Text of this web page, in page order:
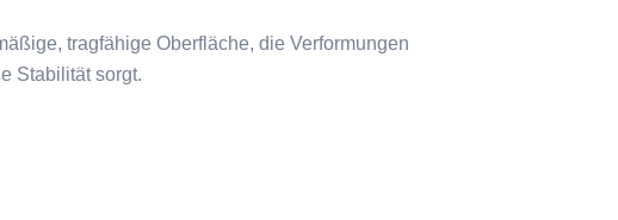
tragfähige Oberfläche, die Verformungen
Stabilität sorgt.